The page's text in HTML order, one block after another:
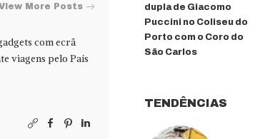
More Posts
com ecrã
viagens pelo País
dupla de Giacomo
Puccini no Coliseu do
Porto com o Coro do
São Carlos
TENDÊNCIAS